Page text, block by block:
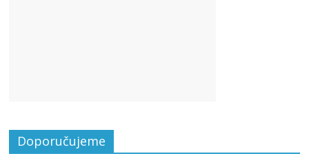
Doporučujeme